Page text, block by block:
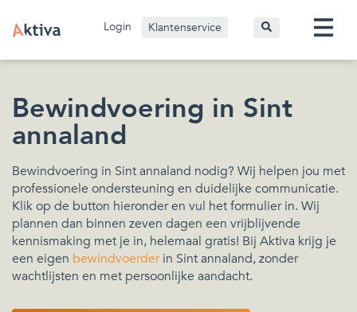
Login Klantenservice
Bewindvoering in Sint
annaland
Bewindvoering in Sint annaland nodig? Wij helpen jou met
professionele ondersteuning en duidelijke communicatie.
Klik op de button hieronder en vul het formulier in. Wij
plannen dan binnen zeven dagen een vrijblijvende
kennismaking met je in, helemaal gratis! Bij Aktiva krijg je
een eigen bewindvoerderin Sint annaland, zonder
wachtlijsten en met persoonlijke aandacht.